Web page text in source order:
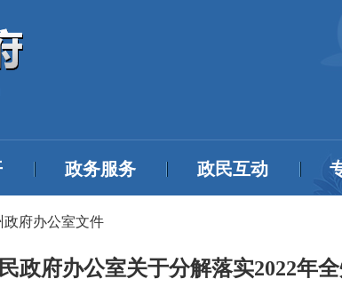
政务服务 政民互动
政府办公室文件
政府办公室关于分解落实2022年